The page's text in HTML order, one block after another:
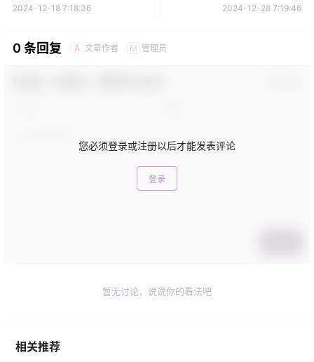
2024-12-18 7:18:36 2024-12-28 7:19:46
0 条回复 A 文章作者 M 管理员
您必须登录或注册以后才能发表评论
登录
暂无讨论，说说你的看法吧
相关推荐